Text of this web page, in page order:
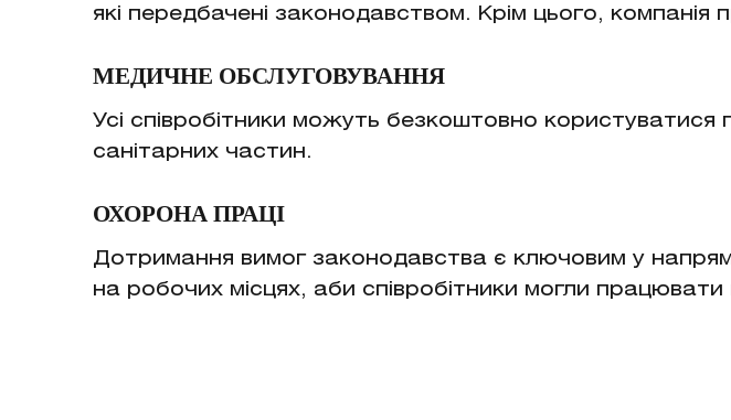
які передбачені законодавством. Крім цього, компанія
МЕДИЧНЕ ОБСЛУГОВУВАННЯ
Усі співробітники можуть безкоштовно
санітарних частин.
ОХОРОНА ПРАЦІ
Дотримання вимог законодавства є ключовим у
на робочих місцях, аби співробітники могли